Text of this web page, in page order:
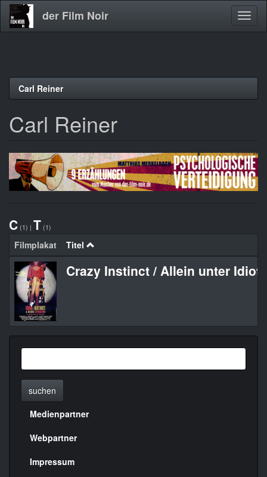
Direkt
der Film Noir
Carl Reiner
Carl Reiner
C (1) | T (1)
Filmplakat Titel
Crazy Instinct / Allein unter
suchen
Menülinks
rechte
Seite
Medienpartner
Webpartner
Impressum